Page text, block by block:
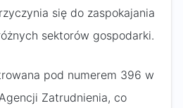
się do zaspokajania
sektorów gospodarki.
pod numerem 396 w
Zatrudnienia, co